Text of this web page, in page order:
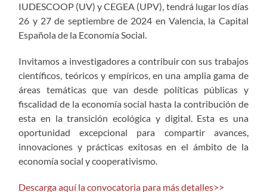
IUDESCOOP (UV) y CEGEA (UPV), tendrá lugar los días
26 y 27 de septiembre de 2024 en Valencia, la Capital
Española de la Economía Social.
Invitamos a investigadores a contribuir con sus trabajos
científicos, teóricos y empíricos, en una amplia gama de
áreas temáticas que van desde políticas públicas y
fiscalidad de la economía social hasta la contribución de
esta en la transición ecológica y digital. Esta es una
oportunidad excepcional para compartir avances,
innovaciones y prácticas exitosas en el ámbito de la
economía social y cooperativismo.
Descarga aquí la convocatoria para más detalles>>